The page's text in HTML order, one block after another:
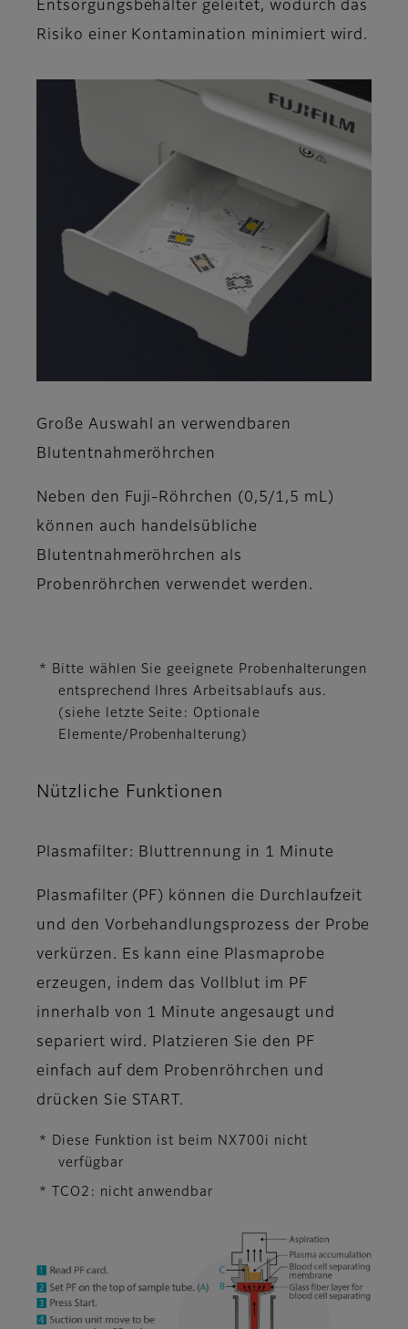
Entsorgungsbehälter geleitet, wodurch das
Risiko einer Kontamination minimiert wird.
Große Auswahl an verwendbaren
Blutentnahmeröhrchen
Neben den Fuji-Röhrchen (0,5/1,5 mL)
können auch handelsübliche
Blutentnahmeröhrchen als
Probenröhrchen verwendet werden.
* Bitte wählen Sie geeignete Probenhalterungen
entsprechend Ihres Arbeitsablaufs aus.
(siehe letzte Seite: Optionale
Elemente/Probenhalterung)
Nützliche Funktionen
Plasmafilter: Bluttrennung in 1 Minute
Plasmafilter (PF) können die Durchlaufzeit
und den Vorbehandlungsprozess der Probe
verkürzen. Es kann eine Plasmaprobe
erzeugen, indem das Vollblut im PF
innerhalb von 1 Minute angesaugt und
separiert wird. Platzieren Sie den PF
einfach auf dem Probenröhrchen und
drücken Sie START.
* Diese Funktion ist beim NX700i nicht
verfügbar
* TCO2: nicht anwendbar